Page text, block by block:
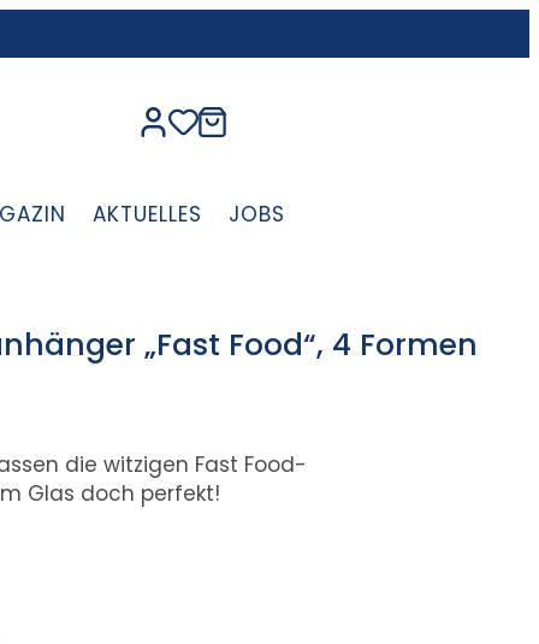
AKTUELLES JOBS
„Fast Food“, 4 Formen
die witzigen Fast Food-
Glas doch perfekt!